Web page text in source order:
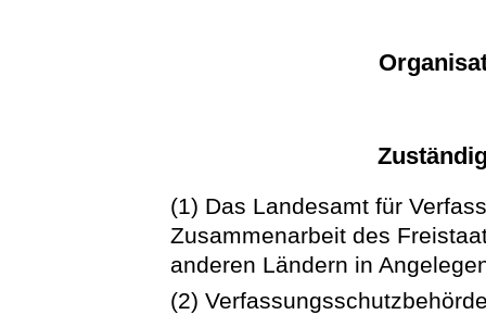
(1) Das Landesamt für
Zusammenarbeit des
anderen Ländern in
(2)